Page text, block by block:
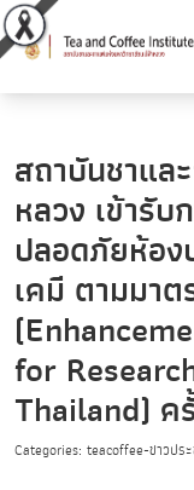
สถาบันชาแล
หลวง เข้ารับ
ปลอดภัยห้อง
เคมี ตามมาต
for
Thailand) ค
Categories: teacoffee-ข่าวปร